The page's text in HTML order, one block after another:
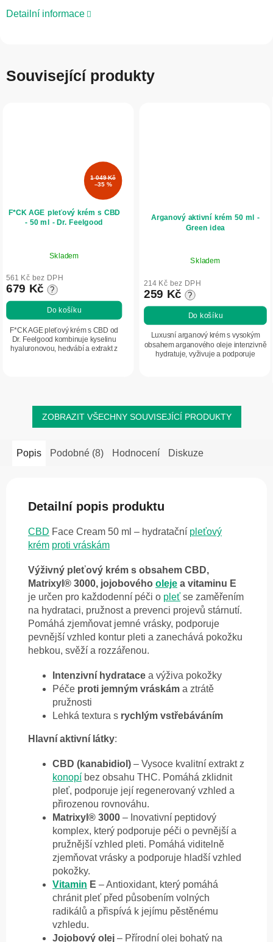
Detailní informace
Související produkty
1 049 Kč
–35 %
F*CK AGE pleťový krém s CBD
- 50 ml - Dr. Feelgood
Skladem
561 Kč bez DPH
679 Kč ?
Do košíku
F*CK AGE pleťový krém s CBD od
Dr. Feelgood kombinuje kyselinu
hyaluronovou, hedvábí a extrakt z
Arganový aktivní krém 50 ml -
Green idea
Skladem
214 Kč bez DPH
259 Kč ?
Do košíku
Luxusní arganový krém s vysokým
obsahem arganového oleje intenzivně
hydratuje, vyživuje a podporuje
ZOBRAZIT VŠECHNY SOUVISEJÍCÍ PRODUKTY
Popis Podobné (8) Hodnocení Diskuze
Detailní popis produktu
CBD Face Cream 50 ml – hydratační pleťový
krém proti vráskám
Výživný pleťový krém s obsahem CBD,
Matrixyl® 3000, jojobového oleje a vitaminu E
je určen pro každodenní péči o pleť se zaměřením
na hydrataci, pružnost a prevenci projevů stárnutí.
Pomáhá zjemňovat jemné vrásky, podporuje
pevnější vzhled kontur pleti a zanechává pokožku
hebkou, svěží a rozzářenou.
Intenzivní hydratace a výživa pokožky
Péče proti jemným vráskám a ztrátě
pružnosti
Lehká textura s rychlým vstřebáváním
Hlavní aktivní látky:
CBD (kanabidiol) – Vysoce kvalitní extrakt z
konopí bez obsahu THC. Pomáhá zklidnit
pleť, podporuje její regenerovaný vzhled a
přirozenou rovnováhu.
Matrixyl® 3000 – Inovativní peptidový
komplex, který podporuje péči o pevnější a
pružnější vzhled pleti. Pomáhá viditelně
zjemňovat vrásky a podporuje hladší vzhled
pokožky.
Vitamin E – Antioxidant, který pomáhá
chránit pleť před působením volných
radikálů a přispívá k jejímu pěstěnému
vzhledu.
Jojobový olej – Přírodní olej bohatý na